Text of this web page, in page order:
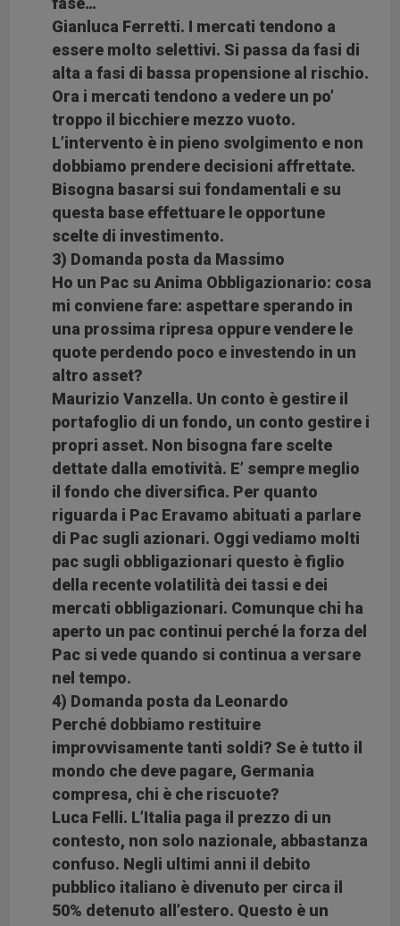
Gianluca Ferretti. I mercati tendono a
essere molto selettivi. Si passa da fasi di
alta a fasi di bassa propensione al rischio.
Ora i mercati tendono a vedere un po’
troppo il bicchiere mezzo vuoto.
L’intervento è in pieno svolgimento e non
dobbiamo prendere decisioni affrettate.
Bisogna basarsi sui fondamentali e su
questa base effettuare le opportune
scelte di investimento.
3) Domanda posta da Massimo
Ho un Pac su Anima Obbligazionario: cosa
mi conviene fare: aspettare sperando in
una prossima ripresa oppure vendere le
quote perdendo poco e investendo in un
altro asset?
Maurizio Vanzella. Un conto è gestire il
portafoglio di un fondo, un conto gestire i
propri asset. Non bisogna fare scelte
dettate dalla emotività. E’ sempre meglio
il fondo che diversifica. Per quanto
riguarda i Pac Eravamo abituati a parlare
di Pac sugli azionari. Oggi vediamo molti
pac sugli obbligazionari questo è figlio
della recente volatilità dei tassi e dei
mercati obbligazionari. Comunque chi ha
aperto un pac continui perché la forza del
Pac si vede quando si continua a versare
nel tempo.
4) Domanda posta da Leonardo
Perché dobbiamo restituire
improvvisamente tanti soldi? Se è tutto il
mondo che deve pagare, Germania
compresa, chi è che riscuote?
Luca Felli. L’Italia paga il prezzo di un
contesto, non solo nazionale, abbastanza
confuso. Negli ultimi anni il debito
pubblico italiano è divenuto per circa il
50% detenuto all’estero. Questo è un